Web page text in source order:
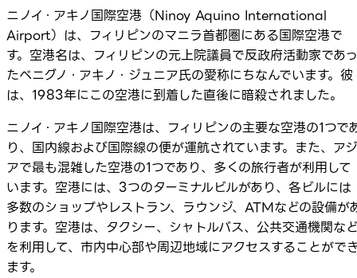
ニノイ・アキノ国際空港（Ninoy Aquino International
Airport）は、フィリピンのマニラ首都圏にある国際空港で
す。空港名は、フィリピンの元上院議員で反政府活動家であっ
たベニグノ・アキノ・ジュニア氏の愛称にちなんでいます。彼
は、1983年にこの空港に到着した直後に暗殺されました。
ニノイ・アキノ国際空港は、フィリピンの主要な空港の1つで
り、国内線および国際線の便が運航されています。また、アジ
アで最も混雑した空港の1つであり、多くの旅行者が利用して
います。空港には、3つのターミナルビルがあり、各ビルには
多数のショップやレストラン、ラウンジ、ATMなどの設備が
ります。空港は、タクシー、シャトルバス、公共交通機関な
を利用して、市内中心部や周辺地域にアクセスすることがで
ます。